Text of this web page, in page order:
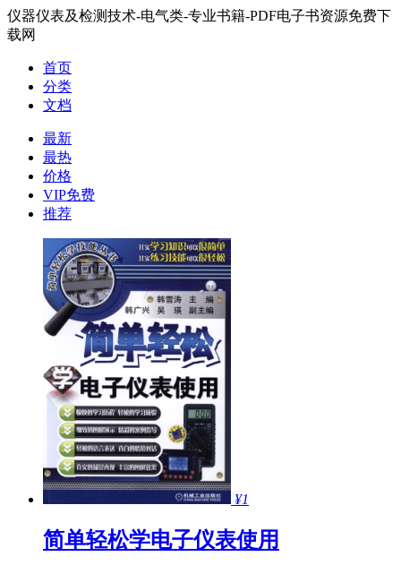
仪器仪表及检测技术-电气类-专业书籍-PDF电子书资源免费下
载网
首页
分类
文档
最新
最热
价格
VIP免费
推荐
¥1
简单轻松学电子仪表使用